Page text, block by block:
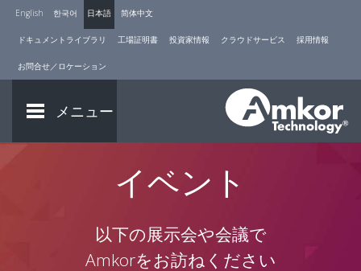
English 한국어 日本語 简体中文
ドキュメントライブラリ 工場証明書 投資家情報 クラウドサービス 採用情報
お問合せ／ロケーション
メニュー
イベント
以下の展示会や会議で
Amkorをお訪ねください